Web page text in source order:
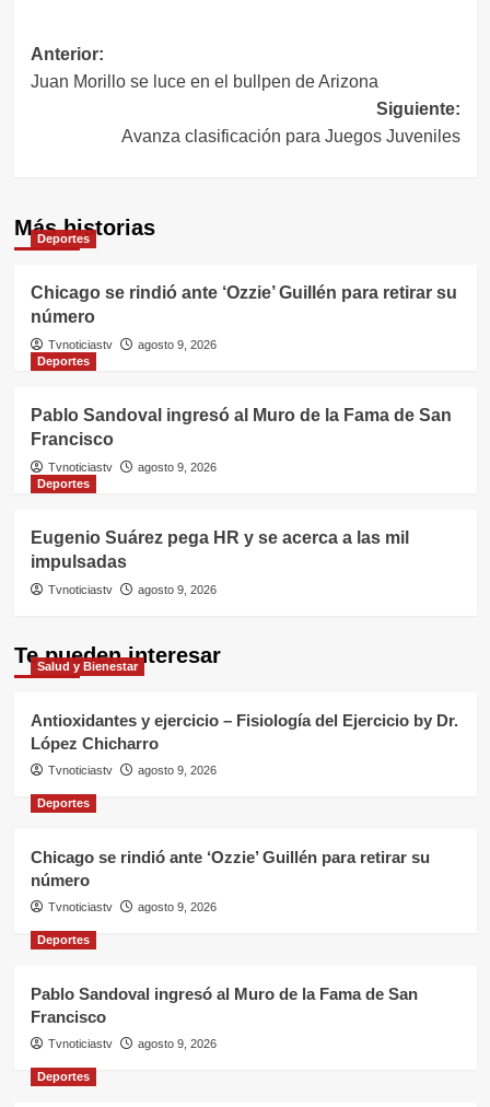
Navegación
de
entradas
Anterior:
Juan Morillo se luce en el bullpen de Arizona
Siguiente:
Avanza clasificación para Juegos Juveniles
Más historias
Deportes
Chicago se rindió ante ‘Ozzie’ Guillén para retirar su
número
Tvnoticiastv
agosto 9, 2026
Deportes
Pablo Sandoval ingresó al Muro de la Fama de San
Francisco
Tvnoticiastv
agosto 9, 2026
Deportes
Eugenio Suárez pega HR y se acerca a las mil
impulsadas
Tvnoticiastv agosto 9, 2026
Te pueden interesar
Salud y Bienestar
Antioxidantes y ejercicio – Fisiología del Ejercicio by Dr.
López Chicharro
Tvnoticiastv agosto 9, 2026
Deportes
Chicago se rindió ante ‘Ozzie’ Guillén para retirar su
número
Tvnoticiastv agosto 9, 2026
Deportes
Pablo Sandoval ingresó al Muro de la Fama de San
Francisco
Tvnoticiastv agosto 9, 2026
Deportes